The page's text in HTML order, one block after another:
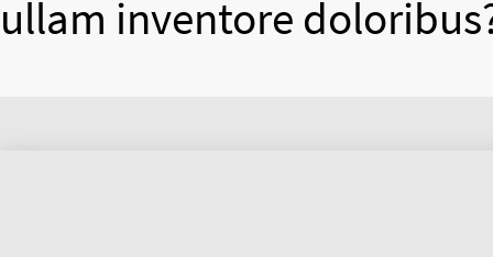
ullam inventore